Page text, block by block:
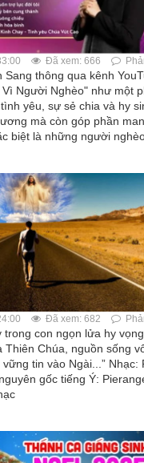
Đã xem: 666
Sang thông qua kênh
Vì Người Nghèo" như một
yêu, sự sẻ chia và hy
mà còn góp phần
biệt là những người
Đã xem: 682
trong con ngọn lửa hy
Thiên Chúa, nguồn sống
tin vào Ngài...” Nhạc:
gốc tiếng Ý: